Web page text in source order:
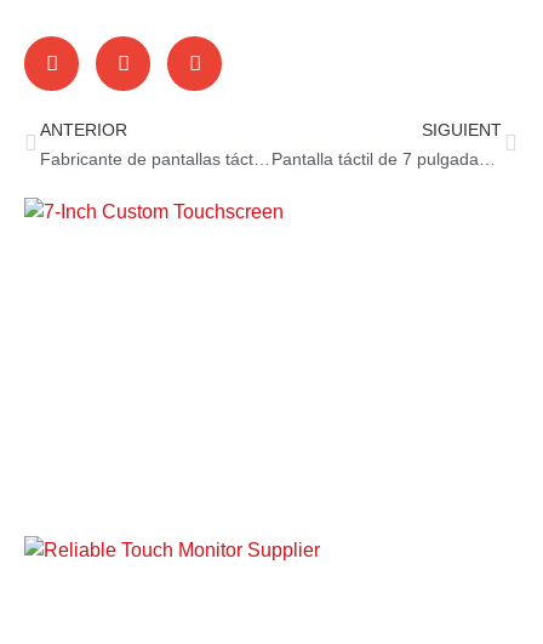
ANTERIOR
SIGUIENT